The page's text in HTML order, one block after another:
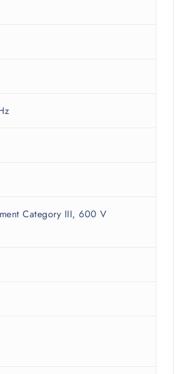
Category III, 600 V